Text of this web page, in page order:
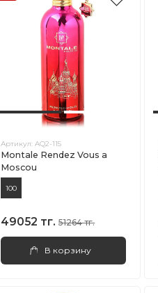
Артикул:AQ2-115
Montale Rendez Vous a
Moscou
100
49052 тг. 51264 тг.
В корзину